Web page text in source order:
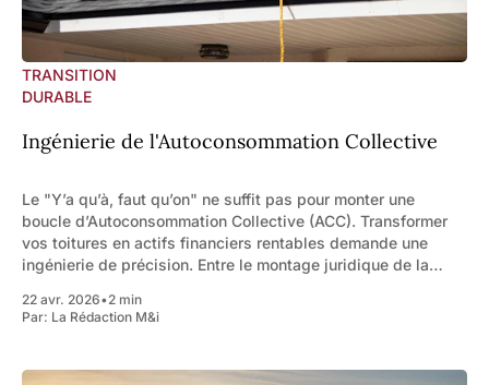
TRANSITION
DURABLE
Ingénierie de l'Autoconsommation Collective
Le "Y’a qu’à, faut qu’on" ne suffit pas pour monter une
boucle d’Autoconsommation Collective (ACC). Transformer
vos toitures en actifs financiers rentables demande une
ingénierie de précision. Entre le montage juridique de la
22 avr. 2026•2 min
Par: La Rédaction M&i